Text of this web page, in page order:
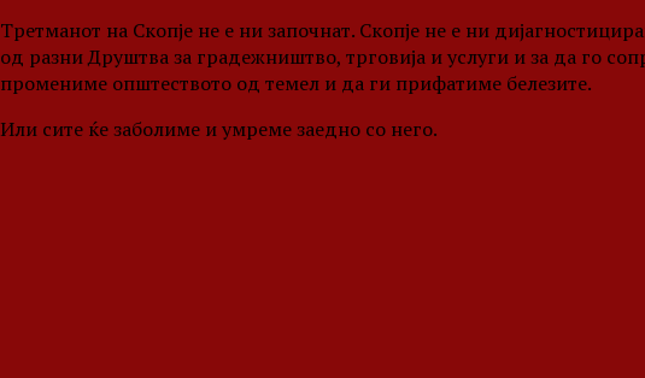
Третманот на Скопје не е ни започнат. Скопје не е ни
од разни Друштва за градежништво, трговија и услуги и за да го
промениме општеството од темел и да ги прифатиме белезите.
Или сите ќе заболиме и умреме заедно со него.